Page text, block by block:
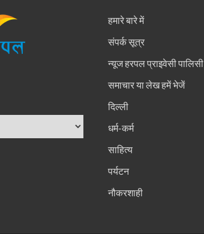
हमारे बारे में
संपर्क सूत्र
न्यूज हरपल प्राइवेसी पालिसी
समाचार या लेख हमें भेजें
दिल्ली
धर्म-कर्म
साहित्य
पर्यटन
नौकरशाही